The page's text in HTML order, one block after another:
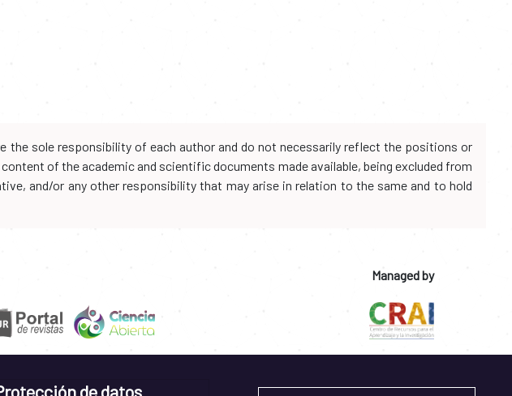
the sole responsibility of each author and do not necessarily reflect the positions or
of the academic and scientific documents made available, being excluded from
and/or any other responsibility that may arise in relation to the same and to hold
Managed by
de datos